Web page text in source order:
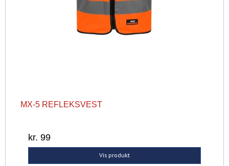
MX-5 REFLEKSVEST
kr. 99
Vis produkt